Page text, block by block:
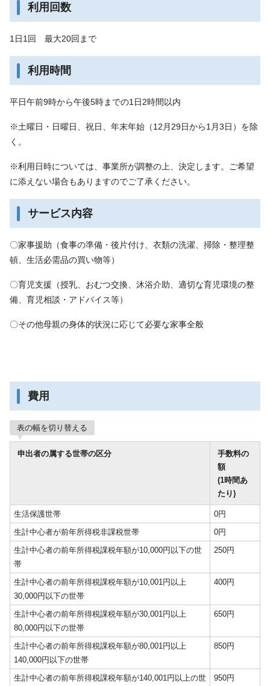
利用回数
1日1回 最大20回まで
利用時間
平日午前9時から午後5時までの1日2時間以内
※土曜日・日曜日、祝日、年末年始（12月29日から1月3日）を除
く。
※利用日時については、事業所が調整の上、決定します。ご希望
に添えない場合もありますのでご了承ください。
サービス内容
〇家事援助（食事の準備・後片付け、衣類の洗濯、掃除・整理整
頓、生活必需品の買い物等）
〇育児支援（授乳、おむつ交換、沐浴介助、適切な育児環境の整
備、育児相談・アドバイス等）
〇その他母親の身体的状況に応じて必要な家事全般
費用
表の幅を切り替える
申出者の属する世帯の区分
手数料の
額
(1時間あ
たり)
生活保護世帯
0円
生計中心者が前年所得税非課税世帯
0円
生計中心者の前年所得税課税年額が10,000円以下の世
帯
250円
生計中心者の前年所得税課税年額が10,001円以上
30,000円以下の世帯
400円
生計中心者の前年所得税課税年額が30,001円以上
80,000円以下の世帯
650円
生計中心者の前年所得税課税年額が80,001円以上
140,000円以下の世帯
850円
生計中心者の前年所得税課税年額が140,001円以上の世
950円